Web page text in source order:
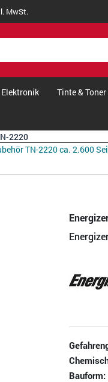
MwSt.
Elektronik Tinte & Toner
2220
TN-2220 ca. 2.600
Bauform: